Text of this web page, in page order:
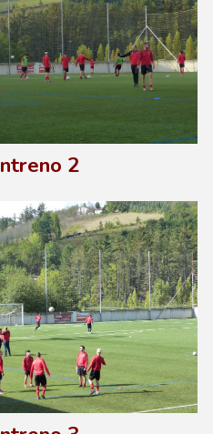
ntreno 2